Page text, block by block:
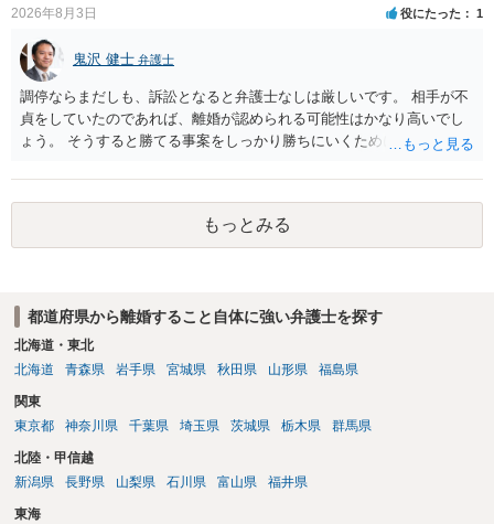
2026年8月3日 役にたった 1
鬼沢 健士 弁護士
調停ならまだしも、訴訟となると弁護士なしは厳しいです。 相手が不
貞をしていたのであれば、離婚が認められる可能性はかなり高いでし
ょう。 そうすると勝てる事案をしっかり勝ちにいくためにも弁護士委
もっとみる
都道府県から離婚すること自体に強い弁護士を探す
北海道・東北
北海道
青森県 岩手県 宮城県 秋田県 山形県 福島県
関東
東京都
神奈川県 千葉県 埼玉県 茨城県 栃木県 群馬県
北陸・甲信越
新潟県
長野県 山梨県 石川県 富山県 福井県
東海